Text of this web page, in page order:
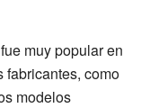
muy popular en
fabricantes, como
modelos